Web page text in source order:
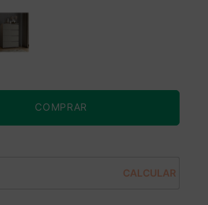
COMPRAR